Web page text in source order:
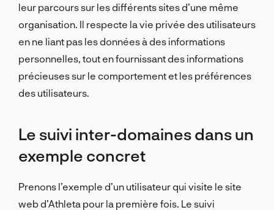
leur parcours sur les différents sites d’une même
organisation. Il respecte la vie privée des utilisateurs
en ne liant pas les données à des informations
personnelles, tout en fournissant des informations
précieuses sur le comportement et les préférences
des utilisateurs.
Le suivi inter-domaines dans un
exemple concret
Prenons l’exemple d’un utilisateur qui visite le site
web d’Athleta pour la première fois. Le suivi